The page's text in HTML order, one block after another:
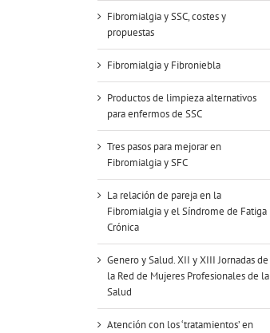
Fibromialgia y SSC, costes y
propuestas
Fibromialgia y Fibroniebla
Productos de limpieza alternativos
para enfermos de SSC
Tres pasos para mejorar en
Fibromialgia y SFC
La relación de pareja en la
Fibromialgia y el Síndrome de Fatiga
Crónica
Genero y Salud. XII y XIII Jornadas de
la Red de Mujeres Profesionales de la
Salud
Atención con los ‘tratamientos’ en